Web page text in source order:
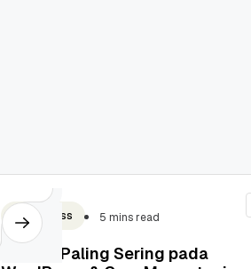
WordPress 5 mins read
12 Error Paling Sering pada